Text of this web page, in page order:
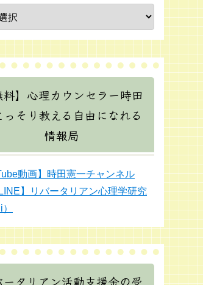
料】心理カウンセラー時田
っそり教える自由になれる
情報局
動画】時田憲一チャンネル
LINE】リバータリアン心理学研究
ータリアン活動支援金の受